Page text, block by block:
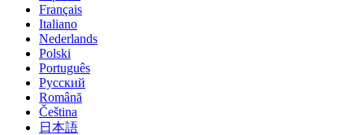
Français
Italiano
Nederlands
Polski
Português
Pусский
Română
Čeština
日本語